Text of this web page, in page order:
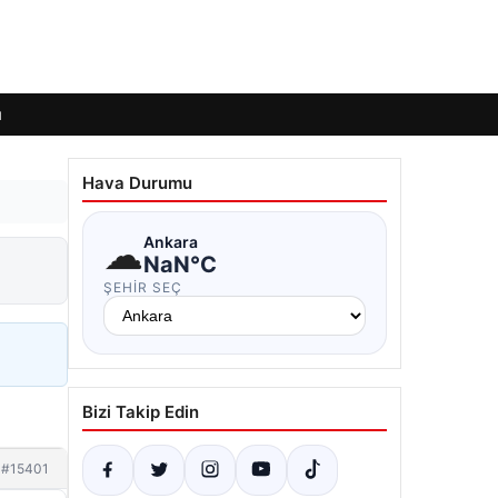
#15401
Hava Durumu
☁Ankara
NaN°C
ŞEHIR SEÇ
Bizi Takip Edin